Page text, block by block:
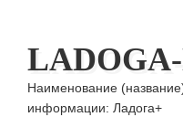
Наименование
информации: Ладога+